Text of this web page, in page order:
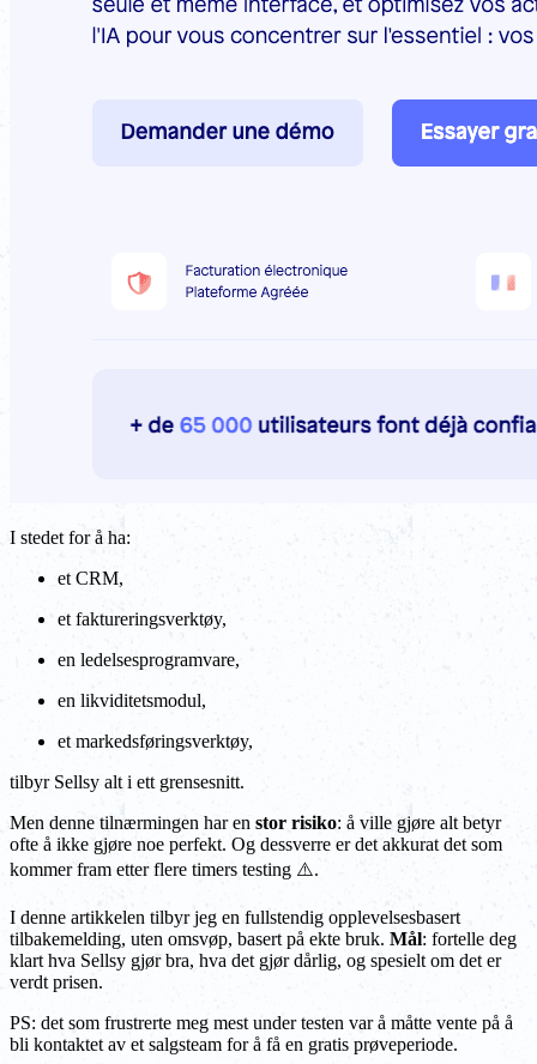
I stedet for å ha:
et CRM,
et faktureringsverktøy,
en ledelsesprogramvare,
en likviditetsmodul,
et markedsføringsverktøy,
tilbyr Sellsy alt i ett grensesnitt.
Men denne tilnærmingen har en stor risiko: å ville gjøre alt betyr
ofte å ikke gjøre noe perfekt. Og dessverre er det akkurat det som
kommer fram etter flere timers testing ⚠️.
I denne artikkelen tilbyr jeg en fullstendig opplevelsesbasert
tilbakemelding, uten omsvøp, basert på ekte bruk. Mål: fortelle deg
klart hva Sellsy gjør bra, hva det gjør dårlig, og spesielt om det er
verdt prisen.
PS: det som frustrerte meg mest under testen var å måtte vente på å
bli kontaktet av et salgsteam for å få en gratis prøveperiode.